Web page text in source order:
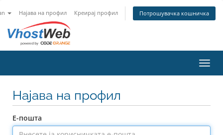
Најава на профил Креирај профил Потрошувачка кошничка
Најава на профил
Е-пошта